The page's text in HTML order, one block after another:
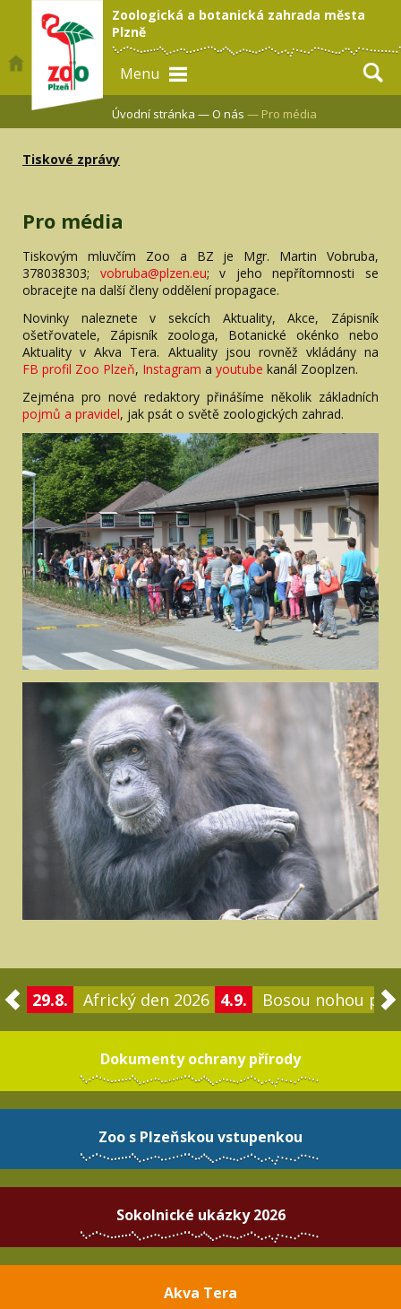
Zoologická a botanická zahrada města
Plzně
Menu
Úvodní stránka —O nás — Pro média
Tiskové zprávy
Pro média
Tiskovým mluvčím Zoo a BZ je Mgr. Martin Vobruba,
378038303; vobruba@plzen.eu; v jeho nepřítomnosti se
obracejte na další členy oddělení propagace.
Novinky naleznete v sekcích Aktuality, Akce, Zápisník
ošetřovatele, Zápisník zoologa, Botanické okénko nebo
Aktuality v Akva Tera. Aktuality jsou rovněž vkládány na
FB profil Zoo Plzeň, Instagram a youtube kanál Zooplzen.
Zejména pro nové redaktory přinášíme několik základních
pojmů a pravidel, jak psát o světě zoologických zahrad.
29.8. Africký den 2026 4.9. Bosou nohou po
Dokumenty ochrany přírody
Zoo s Plzeňskou vstupenkou
Sokolnické ukázky 2026
Akva Tera